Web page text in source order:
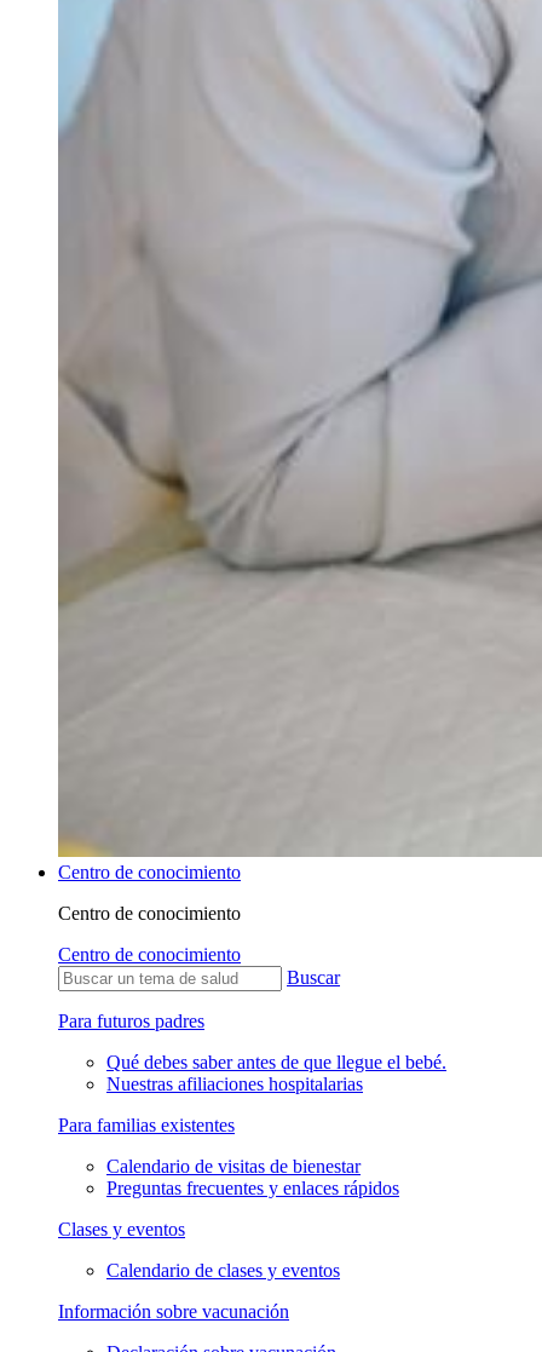
Centro de conocimiento
Centro de conocimiento
Centro de conocimiento
Buscar
Para futuros padres
Qué debes saber antes de que llegue el bebé.
Nuestras afiliaciones hospitalarias
Para familias existentes
Calendario de visitas de bienestar
Preguntas frecuentes y enlaces rápidos
Clases y eventos
Calendario de clases y eventos
Información sobre vacunación